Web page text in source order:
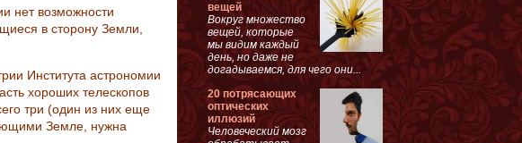
нет возможности
в сторону Земли,
Института астрономии
хороших телескопов
три (один из них еще
Земле, нужна
вещей
Вокруг множество
вещей, которые
мы видим каждый
день, но даже не
догадываемся, для чего они...
20 потрясающих
оптических
иллюзий
Человеческий мозг